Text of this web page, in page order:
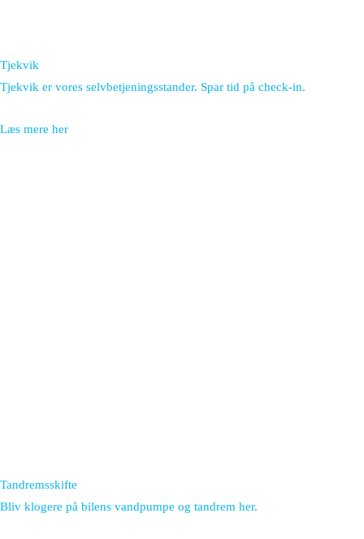
Tjekvik
Tjekvik er vores selvbetjeningsstander. Spar tid på check-in.
Læs mere her
Tandremsskifte
Bliv klogere på bilens vandpumpe og tandrem her.